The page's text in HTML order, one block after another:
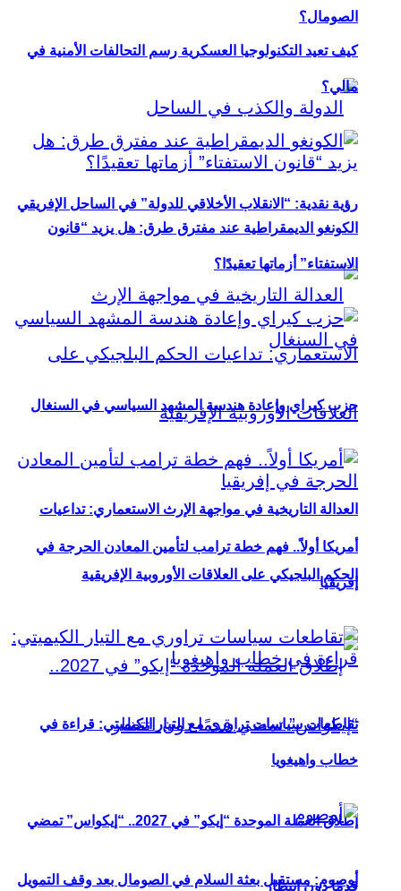
الصومال؟
رؤية نقدية: “الانقلاب الأخلاقي للدولة” في الساحل الإفريقي
العدالة التاريخية في مواجهة الإرث الاستعماري: تداعيات
الحكم البلجيكي على العلاقات الأوروبية الإفريقية
إطلاق العملة الموحدة “إيكو” في 2027.. “إيكواس” تمضي
قدمًا دون انتظار
كيف تعيد التكنولوجيا العسكرية رسم التحالفات الأمنية في
مالي؟
الكونغو الديمقراطية عند مفترق طرق: هل يزيد “قانون
الاستفتاء” أزماتها تعقيدًا؟
حزب كيراي وإعادة هندسة المشهد السياسي في السنغال
أمريكا أولاً.. فهم خطة ترامب لتأمين المعادن الحرجة في
إفريقيا
تقاطعات سياسات تراوري مع التيار الكيميتي: قراءة في
خطاب واهيغويا
أوصوم: مستقبل بعثة السلام في الصومال بعد وقف التمويل